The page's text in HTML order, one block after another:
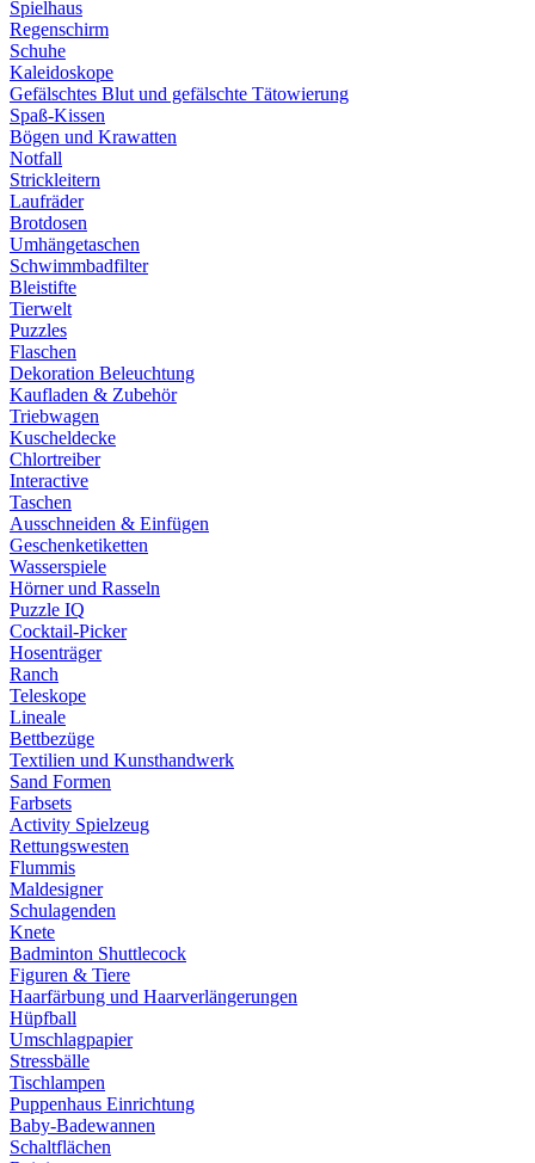
Spielhaus
Regenschirm
Schuhe
Kaleidoskope
Gefälschtes Blut und gefälschte Tätowierung
Spaß-Kissen
Bögen und Krawatten
Notfall
Strickleitern
Laufräder
Brotdosen
Umhängetaschen
Schwimmbadfilter
Bleistifte
Tierwelt
Puzzles
Flaschen
Dekoration Beleuchtung
Kaufladen & Zubehör
Triebwagen
Kuscheldecke
Chlortreiber
Interactive
Taschen
Ausschneiden & Einfügen
Geschenketiketten
Wasserspiele
Hörner und Rasseln
Puzzle IQ
Cocktail-Picker
Hosenträger
Ranch
Teleskope
Lineale
Bettbezüge
Textilien und Kunsthandwerk
Sand Formen
Farbsets
Activity Spielzeug
Rettungswesten
Flummis
Maldesigner
Schulagenden
Knete
Badminton Shuttlecock
Figuren & Tiere
Haarfärbung und Haarverlängerungen
Hüpfball
Umschlagpapier
Stressbälle
Tischlampen
Puppenhaus Einrichtung
Baby-Badewannen
Schaltflächen